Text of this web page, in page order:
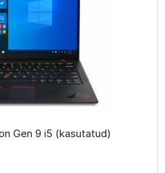
Gen 9 i5 (kasutatud)